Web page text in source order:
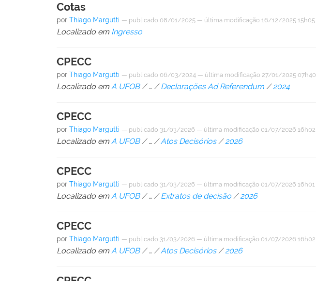
Cotas
porThiago Margutti — publicado 08/01/2025 — última modificação 16/12/2025 15h05
Localizado em Ingresso
CPECC
porThiago Margutti — publicado 06/03/2024 — última modificação 27/01/2025 07h40
Localizado em A UFOB /…/Declarações Ad Referendum /2024
CPECC
porThiago Margutti — publicado 31/03/2026 — última modificação 01/07/2026 16h02
Localizado em A UFOB /…/Atos Decisórios /2026
CPECC
porThiago Margutti — publicado 31/03/2026 — última modificação 01/07/2026 16h01
Localizado em A UFOB /…/Extratos de decisão /2026
CPECC
porThiago Margutti — publicado 31/03/2026 — última modificação 01/07/2026 16h02
Localizado em A UFOB /…/Atos Decisórios /2026